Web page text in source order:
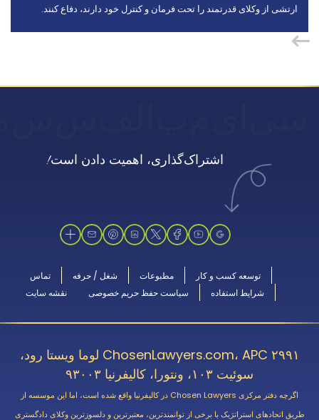
ارتشی از وکلای قدرتمند را تحت فرمان و کنترل خود دارند، دفاع کنند.
اشتراک‌گذاری، اهمیت دادن است!
توسعه کسب و کار مطبوعات شغل / حرفه
تماس
شرایط استفاده
سیاست حفظ حریم خصوصی نقشه سایت
ChosenLawyers.com، APC ۲۹۹۱ لوما ویستا رود،
سوئیت ۱۰۳، ونتورا، کالیفرنیا ۹۳۰۰۳
اگرچه دفتر مرکزی Chosen Lawyers در کالیفرنیا واقع شده است، اما این موسسه از
طریق اتحادهای استراتژیک با برخی از توانمندترین، معتبرترین و دلسوزترین وکلای دادگستری